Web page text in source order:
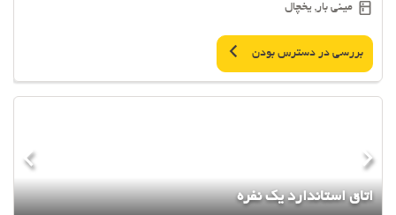
مینی بار, یخچال
بررسی در دسترس بودن
اتاق استاندارد یک نفره